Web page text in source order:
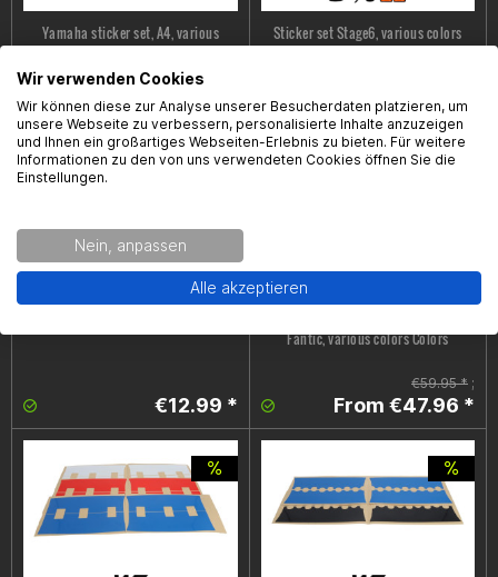
Yamaha sticker set, A4, various
€4.99 *
Sticker set Stage6, various colors
€11.00 *
€12.99 *
Fantic, various colors Colors
€59.95 * ;
From €47.96 *
Wir verwenden Cookies
Wir können diese zur Analyse unserer Besucherdaten platzieren, um
unsere Webseite zu verbessern, personalisierte Inhalte anzuzeigen
und Ihnen ein großartiges Webseiten-Erlebnis zu bieten. Für weitere
Informationen zu den von uns verwendeten Cookies öffnen Sie die
Einstellungen.
Nein, anpassen
Alle akzeptieren